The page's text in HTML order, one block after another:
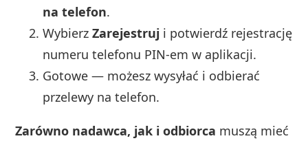
na telefon.
WybierzZarejestruj i potwierdź rejestrację
numeru telefonu PIN-em w aplikacji.
Gotowe — możesz wysyłać i odbierać
przelewy na telefon.
Zarówno nadawca, jak i odbiorca muszą mieć